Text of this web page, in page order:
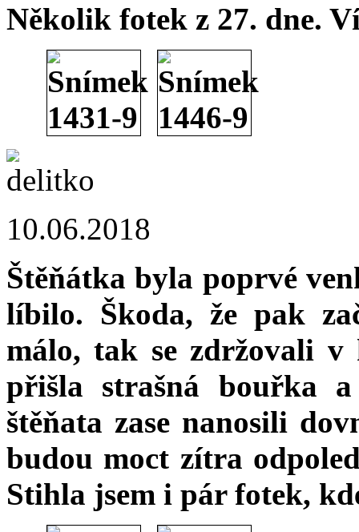
Několik fotek z 27. dne.
10.06.2018
Štěňátka byla poprvé
líbilo. Škoda, že pak
málo, tak se zdržovali
přišla strašná bouřka
štěňata zase nanosili
budou moct zítra
Stihla jsem i pár fotek,